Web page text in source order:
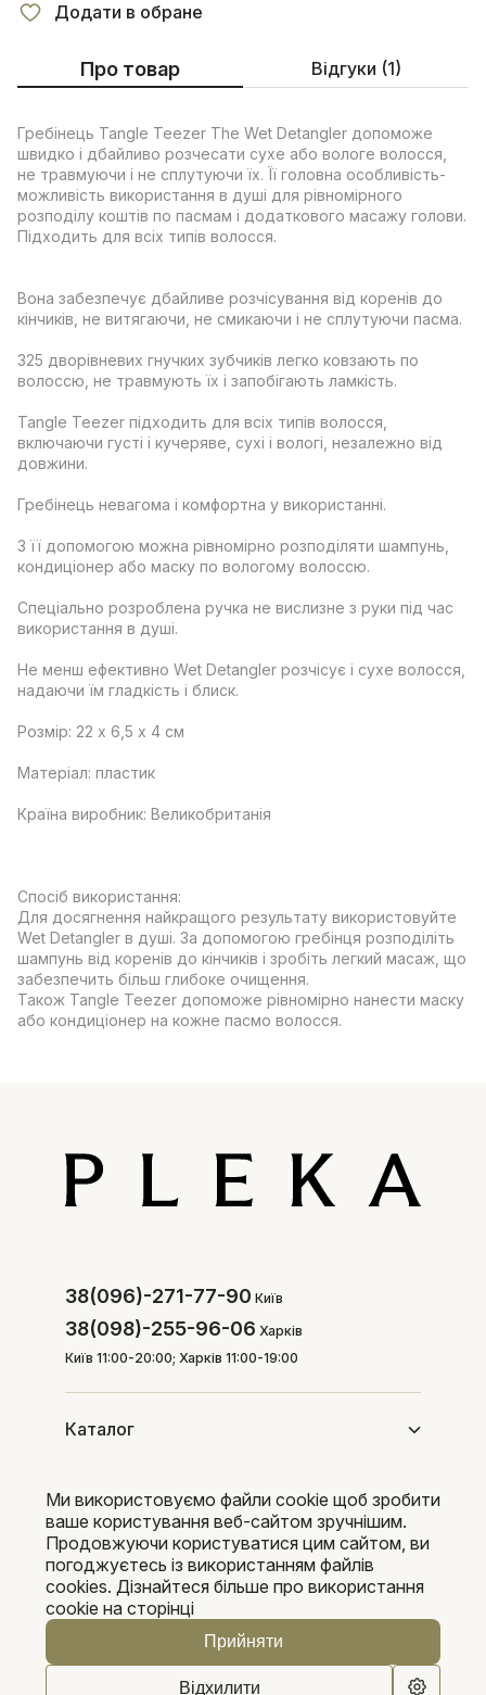
0
Додати в обране
Про товар Відгуки (1)
Гребінець Tangle Teezer The Wet Detangler допоможе
швидко і дбайливо розчесати сухе або вологе волосся,
не травмуючи і не сплутуючи їх. Її головна особливість-
можливість використання в душі для рівномірного
розподілу коштів по пасмам і додаткового масажу голови.
Підходить для всіх типів волосся.
Вона забезпечує дбайливе розчісування від коренів до
кінчиків, не витягаючи, не смикаючи і не сплутуючи пасма.
325 дворівневих гнучких зубчиків легко ковзають по
волоссю, не травмують їх і запобігають ламкість.
Tangle Teezer підходить для всіх типів волосся,
включаючи густі і кучеряве, сухі і вологі, незалежно від
довжини.
Гребінець невагома і комфортна у використанні.
З її допомогою можна рівномірно розподіляти шампунь,
кондиціонер або маску по вологому волоссю.
Спеціально розроблена ручка не вислизне з руки під час
використання в душі.
Не менш ефективно Wet Detangler розчісує і сухе волосся,
надаючи їм гладкість і блиск.
Розмір: 22 х 6,5 х 4 см
Матеріал: пластик
Країна виробник: Великобританія
Спосіб використання:
Для досягнення найкращого результату використовуйте
Wet Detangler в душі. За допомогою гребінця розподіліть
шампунь від коренів до кінчиків і зробіть легкий масаж, що
забезпечить більш глибоке очищення.
Також Tangle Teezer допоможе рівномірно нанести маску
або кондиціонер на кожне пасмо волосся.
38(096)-271-77-90 Київ
38(098)-255-96-06 Харків
Київ 11:00-20:00; Харків 11:00-19:00
Каталог
Покупцям
Pleka 2016-2026
Ми використовуємо файли cookie щоб зробити
ваше користування веб-сайтом зручнішим.
Продовжуючи користуватися цим сайтом, ви
погоджуєтесь із використанням файлів
cookies. Дізнайтеся більше про використання
cookie на сторінці
Прийняти
Відхилити